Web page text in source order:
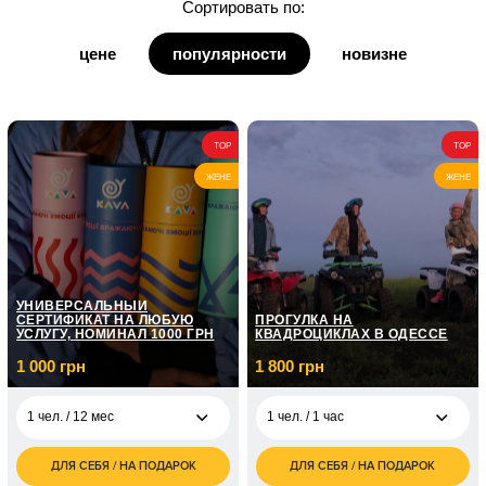
для дедушки
для бабушки
для кума
Сортировать по:
цене популярности новизне
TOP
ЖЕНЕ
УНИВЕРСАЛЬНЫЙ
СЕРТИФИКАТ НА ЛЮБУЮ
УСЛУГУ, НОМИНАЛ 1000 ГРН
1 000 грн
1 чел. / 12 мес
1 000
ДЛЯ СЕБЯ / НА ПОДАРОК
TOP
ЖЕНЕ
ПРОГУЛКА НА
КВАДРОЦИКЛАХ В ОДЕССЕ
1 800 грн
1 чел. / 1 час
1 800
ДЛЯ СЕБЯ / НА ПОДАРОК